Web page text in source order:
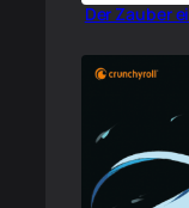
Der Zauber